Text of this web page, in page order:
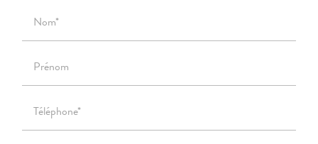
Nom*
Prénom
Téléphone*